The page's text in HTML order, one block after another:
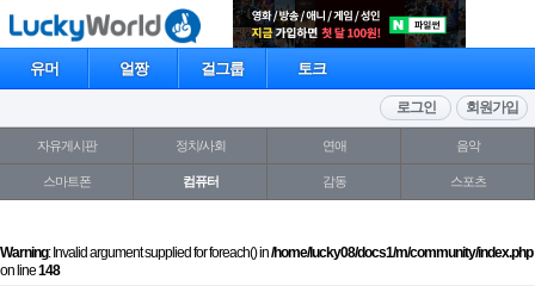
유머 얼짱 걸그룹 토크
회원가입
로그인
자유게시판 정치/사회 연애 음악
스마트폰 컴퓨터 감동 스포츠
Warning: Invalid argument supplied for foreach() in/home/lucky08/docs1/m/community/index.php
on line148